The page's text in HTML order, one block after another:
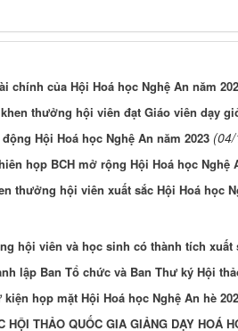
chính của Hội Hoá học Nghệ An năm
thưởng hội viên đạt Giáo viên dạy
Hội Hoá học Nghệ An năm 2023
họp BCH mở rộng Hội Hoá học Nghệ
thưởng hội viên xuất sắc Hội Hoá học
hội viên và học sinh có thành tích xuất
lập Ban Tổ chức và Ban Thư ký Hội
họp mặt Hội Hoá học Nghệ An hè
HỘI THẢO QUỐC GIA GIẢNG DẠY HOÁ